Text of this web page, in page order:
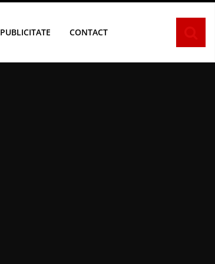
PUBLICITATE CONTACT